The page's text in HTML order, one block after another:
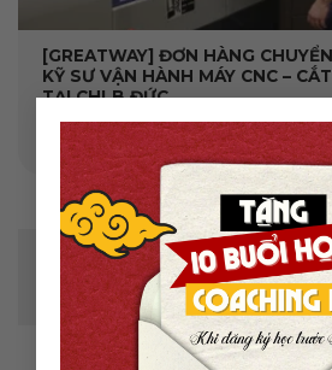
[GREATWAY] ĐƠN HÀNG
KỸ SƯ VẬN HÀNH MÁY CNC –
TẠI CHLB ĐỨC
Mục lục GREATWAY thông báo
trình chuyển đổi bằng ngành Kỹ sư
Để lại một bình luận
Bạn phảiđăng nhậpđể gửi